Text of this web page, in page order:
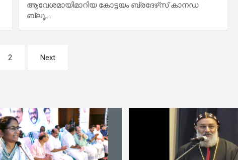
ആവേശമായിമാറിയ കോട്ടയം ബ്രദേഴ്‌സ് കാനഡ
ബ്ലൂ,…
2 Next